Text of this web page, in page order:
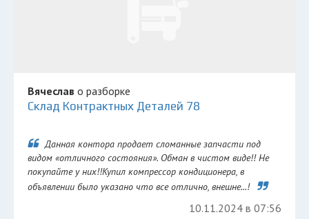
Вячеслав о разборке
Склад Контрактных Деталей 78
Данная контора продает сломанные запчасти под
видом «отличного состояния». Обман в чистом виде!! Не
покупайте у них!!Купил компрессор кондиционера, в
объявлении было указано что все отлично, внешне...!
10.11.2024 в 07:56